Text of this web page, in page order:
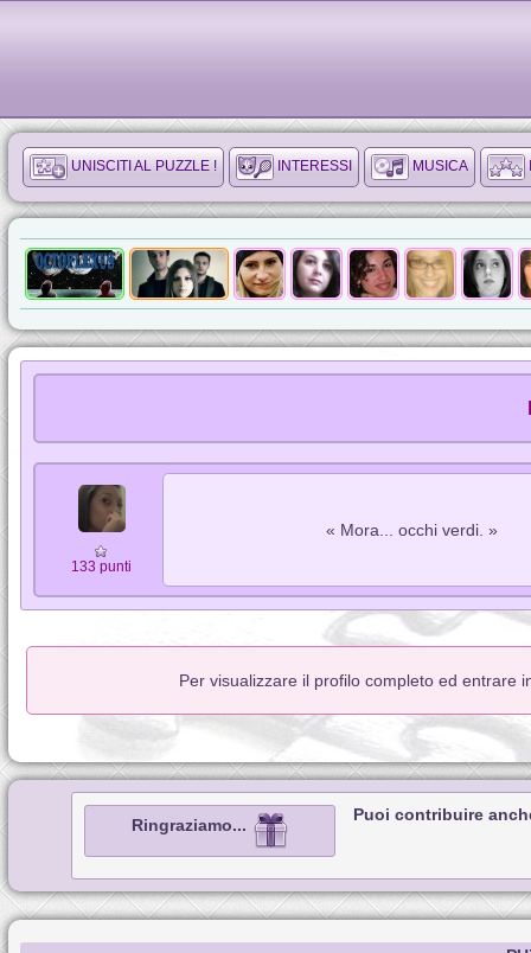
UNISCITI AL PUZZLE ! INTERESSI MUSICA
133 punti
« Mora... occhi verdi. »
Per visualizzare il profilo completo ed entrare
Ringraziamo...
Puoi contribuire